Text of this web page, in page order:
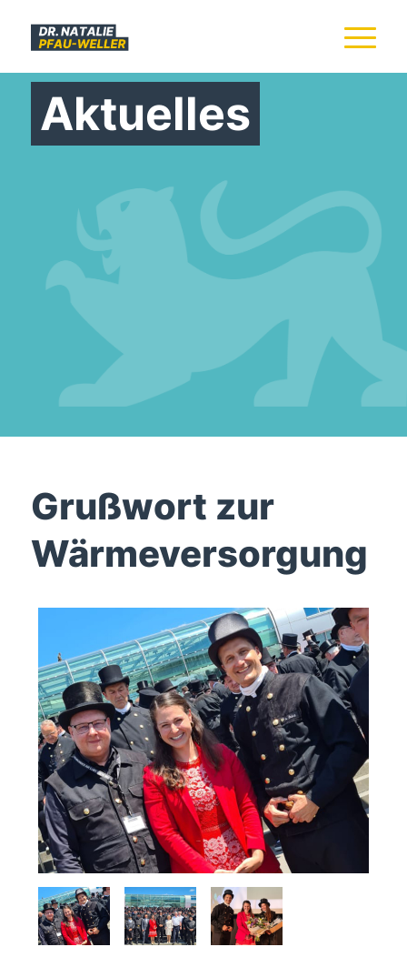
Aktuelles
Grußwort zur
Wärmeversorgung